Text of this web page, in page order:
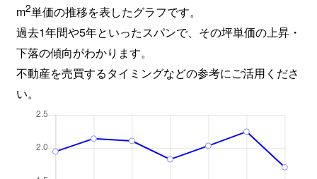
m2単価の推移を表したグラフです。
過去1年間や5年といったスパンで、その坪単価の上昇・
下落の傾向がわかります。
不動産を売買するタイミングなどの参考にご活用くださ
い。